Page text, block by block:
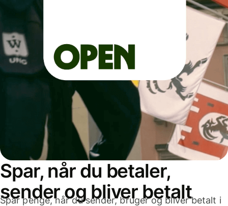
Spar, når du betaler,
sender og bliver betalt
Spar penge, når du sender, bruger og bliver betalt i